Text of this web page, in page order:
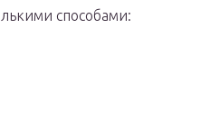
способами: